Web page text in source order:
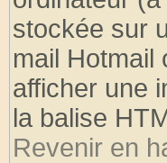
stockée sur
mail Hotmail
afficher une
la balise
Revenir en